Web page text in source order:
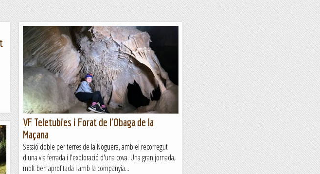
VF Teletubies i Forat de l'Obaga de la
Maçana
Sessió doble per terres de la Noguera, amb el recorregut
d'una via ferrada i l'exploració d'una cova. Una gran jornada,
molt ben aprofitada i amb la companyia...